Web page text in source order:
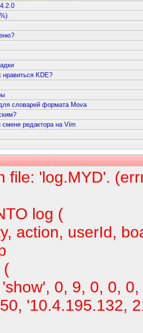
KDE?
словарей формата Mova
смене редактора на Vim
file: 'log.MYD'.
log (
action, userId,
(
0, 9, 0, 0, 0,
'10.4.195.132,